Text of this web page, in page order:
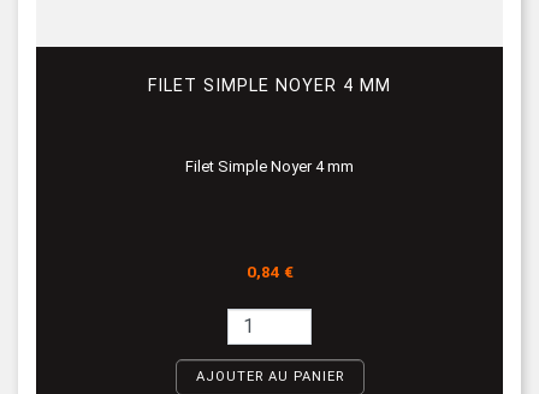
FILET SIMPLE NOYER 4 MM
Filet Simple Noyer 4 mm
Prix
0,84 €
AJOUTER AU PANIER